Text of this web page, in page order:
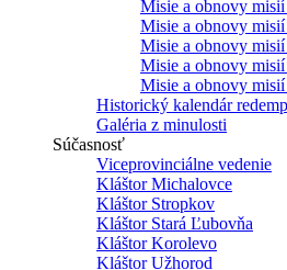
Misie a obnovy
Misie a obnovy
Misie a obnovy
Misie a obnovy
Misie a obnovy
Historický kalendár
Galéria z minulosti
Súčasnosť
Viceprovinciálne vedenie
Kláštor Michalovce
Kláštor Stropkov
Kláštor Stará Ľubovňa
Kláštor Korolevo
Kláštor Užhorod